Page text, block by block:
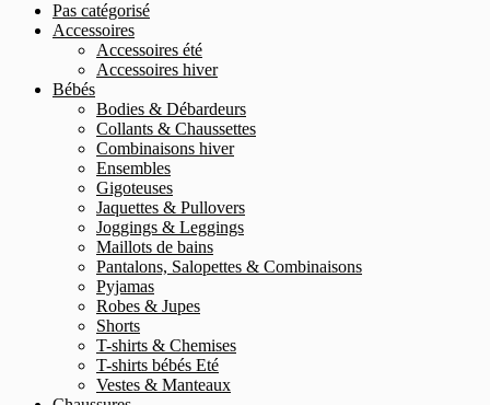
Pas catégorisé
Accessoires
Accessoires été
Accessoires hiver
Bébés
Bodies & Débardeurs
Collants & Chaussettes
Combinaisons hiver
Ensembles
Gigoteuses
Jaquettes & Pullovers
Joggings & Leggings
Maillots de bains
Pantalons, Salopettes & Combinaisons
Pyjamas
Robes & Jupes
Shorts
T-shirts & Chemises
T-shirts bébés Eté
Vestes & Manteaux